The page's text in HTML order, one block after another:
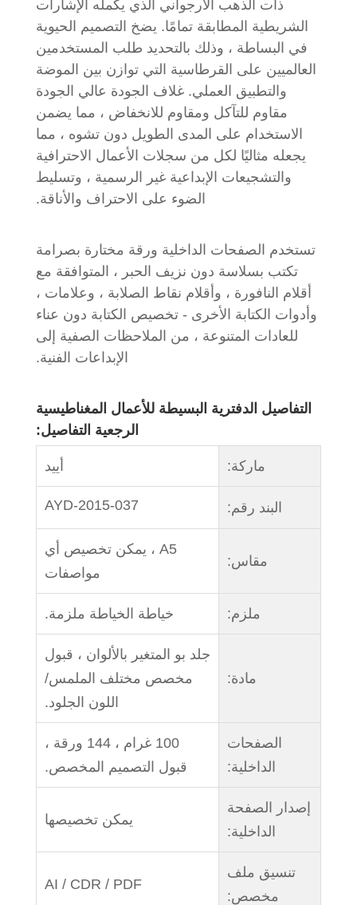
ذات الذهب الأرجواني الذي يكمله الإشارات
الشريطية المطابقة تمامًا. يضخ التصميم الحيوية
في البساطة ، وذلك بالتحديد طلب المستخدمين
العالميين على القرطاسية التي توازن بين الموضة
والتطبيق العملي. غلاف الجودة عالي الجودة
مقاوم للتآكل ومقاوم للانخفاض ، مما يضمن
الاستخدام على المدى الطويل دون تشوه ، مما
يجعله مثاليًا لكل من سجلات الأعمال الاحترافية
والتشجيعات الإبداعية غير الرسمية ، وتسليط
الضوء على الاحتراف والأناقة.
تستخدم الصفحات الداخلية ورقة مختارة بصرامة
تكتب بسلاسة دون نزيف الحبر ، المتوافقة مع
أقلام النافورة ، وأقلام نقاط الصلابة ، وعلامات ،
وأدوات الكتابة الأخرى - تخصيص الكتابة دون عناء
للعادات المتنوعة ، من الملاحظات الصفية إلى
الإبداعات الفنية.
التفاصيل الدفترية البسيطة للأعمال المغناطيسية
الرجعية التفاصيل:
ماركة: أييد
البند رقم: AYD-2015-037
مقاس:
A5 ، يمكن تخصيص أي
مواصفات
ملزم: خياطة الخياطة ملزمة.
مادة:
جلد بو المتغير بالألوان ، قبول
مخصص مختلف الملمس/
اللون الجلود.
الصفحات
الداخلية:
100 غرام ، 144 ورقة ،
قبول التصميم المخصص.
إصدار الصفحة
الداخلية:
يمكن تخصيصها
تنسيق ملف
مخصص:
AI / CDR / PDF